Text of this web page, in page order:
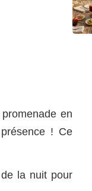
en
! Ce
la nuit pour